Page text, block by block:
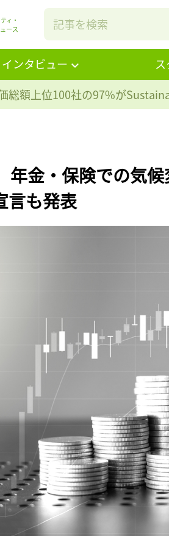
ィ・
ース
インタビュー
総額上位100社の97%が
年金・保険での気
言も発表